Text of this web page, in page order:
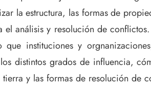
la estructura, las formas de
análisis y resolución de
instituciones y
distintos grados de influencia,
y las formas de resolución de